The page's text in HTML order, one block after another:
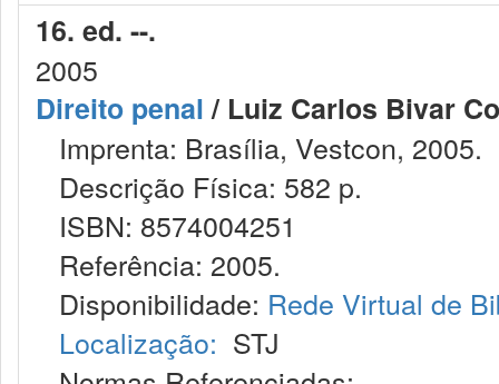
16. ed. --.
2005
Direito penal/ Luiz Carlos Bivar
Imprenta: Brasília, Vestcon, 2005.
Descrição Física: 582 p.
ISBN: 8574004251
Referência: 2005.
Disponibilidade: Rede Virtual de
Localização: STJ